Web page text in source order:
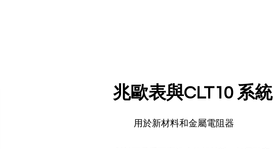
兆歐表與CLT10 系統
用於新材料和金屬電阻器